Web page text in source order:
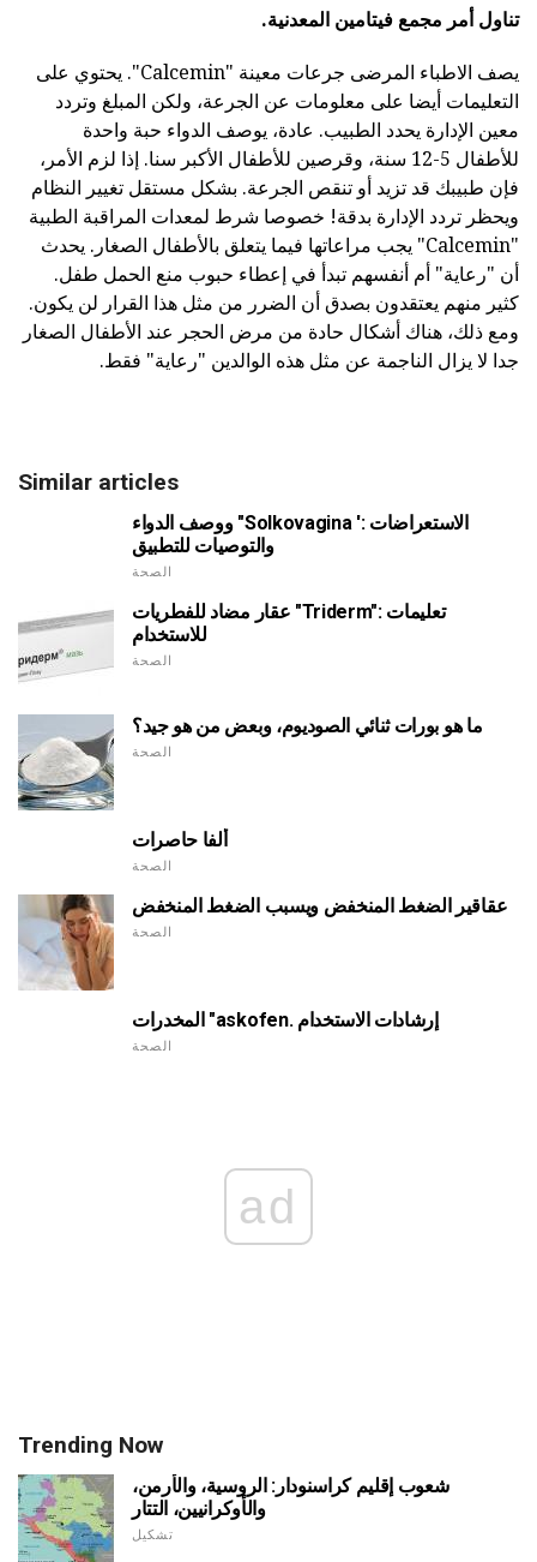
تناول أمر مجمع فيتامين المعدنية.
يصف الاطباء المرضى جرعات معينة "Calcemin". يحتوي على
التعليمات أيضا على معلومات عن الجرعة، ولكن المبلغ وتردد
معين الإدارة يحدد الطبيب. عادة، يوصف الدواء حبة واحدة
للأطفال 5-12 سنة، وقرصين للأطفال الأكبر سنا. إذا لزم الأمر،
فإن طبيبك قد تزيد أو تنقص الجرعة. بشكل مستقل تغيير النظام
ويحظر تردد الإدارة بدقة! خصوصا شرط لمعدات المراقبة الطبية
"Calcemin" يجب مراعاتها فيما يتعلق بالأطفال الصغار. يحدث
أن "رعاية" أم أنفسهم تبدأ في إعطاء حبوب منع الحمل طفل.
كثير منهم يعتقدون بصدق أن الضرر من مثل هذا القرار لن يكون.
ومع ذلك، هناك أشكال حادة من مرض الحجر عند الأطفال الصغار
جدا لا يزال الناجمة عن مثل هذه الوالدين "رعاية" فقط.
Similar articles
ووصف الدواء "Solkovagina ': الاستعراضات
والتوصيات للتطبيق
الصحة
عقار مضاد للفطريات "Triderm": تعليمات
للاستخدام
الصحة
ما هو بورات ثنائي الصوديوم، وبعض من هو جيد؟
الصحة
ألفا حاصرات
الصحة
عقاقير الضغط المنخفض ويسبب الضغط المنخفض
الصحة
المخدرات "askofen. إرشادات الاستخدام
الصحة
ad
Trending Now
شعوب إقليم كراسنودار: الروسية، والأرمن،
والأوكرانيين، التتار
تشكيل